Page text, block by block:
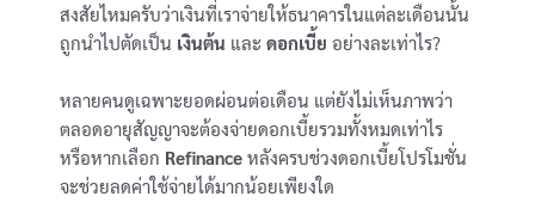
สงสัยไหมครับว่าเงินที่เราจ่ายให้ธนาคารในแต่ละเดือนนั้น
ถูกนำไปตัดเป็น เงินต้น และดอกเบี้ย อย่างละเท่าไร?
หลายคนดูเฉพาะยอดผ่อนต่อเดือน แต่ยังไม่เห็นภาพว่า
ตลอดอายุสัญญาจะต้องจ่ายดอกเบี้ยรวมทั้งหมดเท่าไร
หรือหากเลือก Refinance หลังครบช่วงดอกเบี้ยโปรโมชั่น
จะช่วยลดค่าใช้จ่ายได้มากน้อยเพียงใด